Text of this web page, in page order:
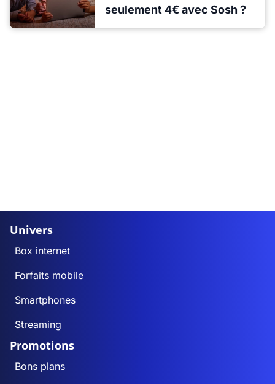
seulement 4€ avec Sosh ?
Univers
Box internet
Forfaits mobile
Smartphones
Streaming
Promotions
Bons plans